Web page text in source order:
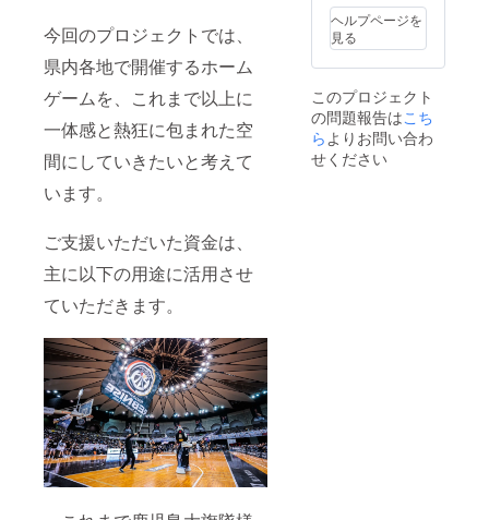
今回のプロジェクトでは、
県内各地で開催するホーム
ゲームを、これまで以上に
一体感と熱狂に包まれた空
間にしていきたいと考えて
います。
ご支援いただいた資金は、
主に以下の用途に活用させ
ていただきます。
後日発
送にて
お届け
いたし
らが
な、カ
タカ
ナ、英
字、ス
ペース
使用不
可：特
殊文
字、ひ
らが
な、カ
タカ
字、数
字、ス
ペース
使用不
可：特
す） ※
掲出予
定：9月
12日・
レシー
ズン
ゲーム
会場外
＜のぼ
ヘルプページを
見る
このプロジェクト
の問題報告はこち
らよりお問い合わ
せください